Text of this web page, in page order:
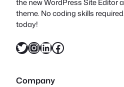
the new WordPress Site Editor
theme. No coding skills
today!
X InstagramLinkedIn Facebook
Company